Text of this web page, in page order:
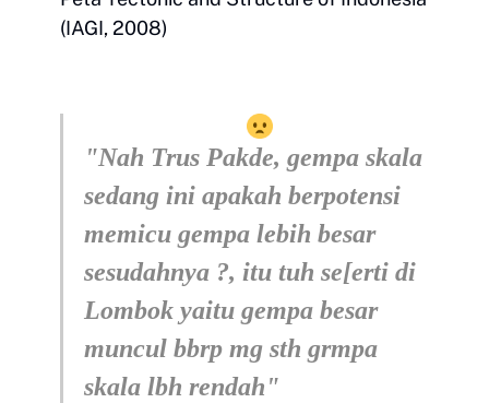
(IAGI, 2008)
"Nah Trus Pakde, gempa skala
sedang ini apakah berpotensi
memicu gempa lebih besar
sesudahnya ?, itu tuh se[erti di
Lombok yaitu gempa besar
muncul bbrp mg sth grmpa
skala lbh rendah"